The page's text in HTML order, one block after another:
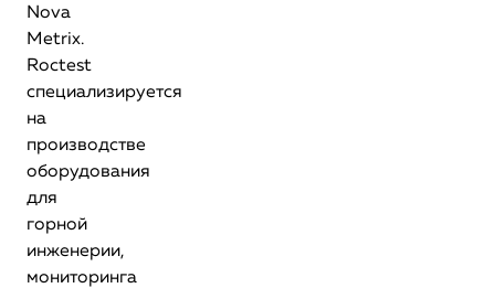
Nova
Metrix.
Roctest
специализируется
на
производстве
оборудования
для
горной
инженерии,
мониторинга